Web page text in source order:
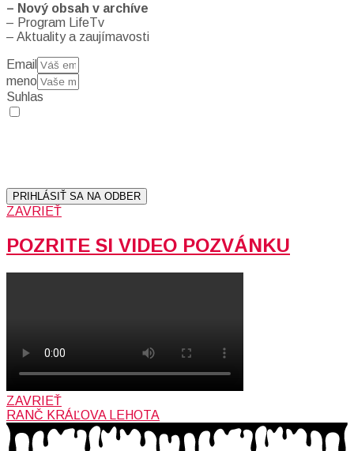
– Nový obsah v archíve
– Program LifeTv
– Aktuality a zaujímavosti
Email
meno
Suhlas
PRIHLÁSIŤ SA NA ODBER
ZAVRIEŤ
POZRITE SI VIDEO POZVÁNKU
ZAVRIEŤ
RANČ KRÁĽOVA LEHOTA